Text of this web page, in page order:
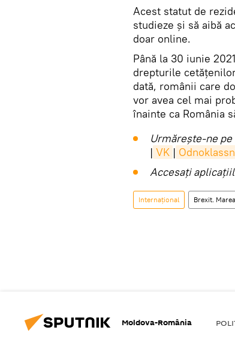
Acest statut de
studieze şi să aibă
doar online.
Până la 30 iunie
drepturile
dată, românii care
vor avea cel mai
înainte ca România
Urmărește-ne
| VK |
Accesaţi
Internaţional Brexit.
Moldova-România